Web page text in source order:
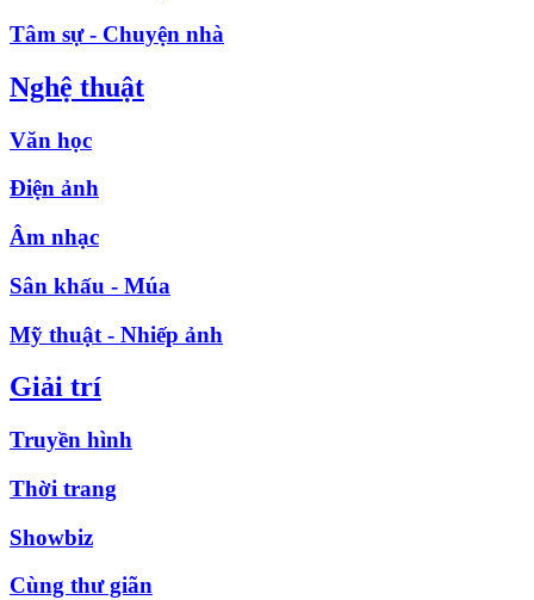
Tâm sự - Chuyện nhà
Nghệ thuật
Văn học
Điện ảnh
Âm nhạc
Sân khấu - Múa
Mỹ thuật - Nhiếp ảnh
Giải trí
Truyền hình
Thời trang
Showbiz
Cùng thư giãn